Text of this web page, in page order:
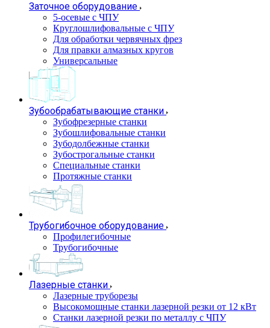
Заточное оборудование
5-осевые с ЧПУ
Круглошлифовальные с ЧПУ
Для обработки червячных фрез
Для правки алмазных кругов
Универсальные
Зубообрабатывающие станки
Зубофрезерные станки
Зубошлифовальные станки
Зубодолбежные станки
Зубострогальные станки
Специальные станки
Протяжные станки
Трубогибочное оборудование
Профилегибочные
Трубогибочные
Лазерные станки
Лазерные труборезы
Высокомощные станки лазерной резки от 12 кВт
Станки лазерной резки по металлу с ЧПУ